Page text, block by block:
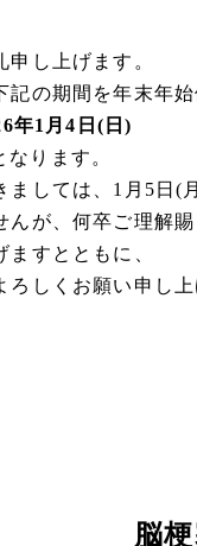
し上げます。
の期間を年末年
年1月4日(日)
ります。
ましては、1月5日(
が、何卒ご理解
すとともに、
しくお願い申し上
脳